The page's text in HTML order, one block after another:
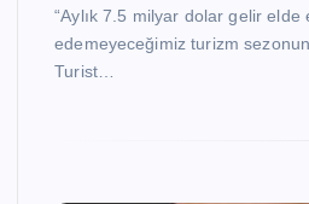
“Aylık 7.5 milyar dolar gelir elde
edemeyeceğimiz turizm
Turist…